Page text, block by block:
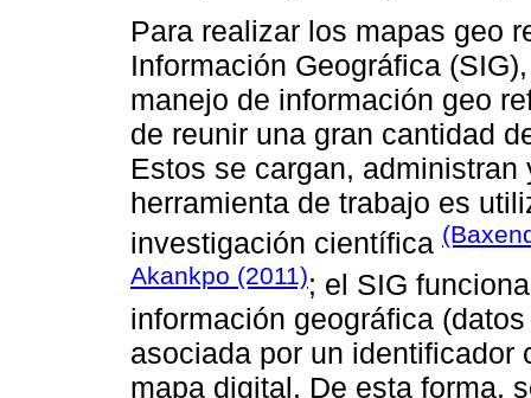
Para realizar los mapas geo
Información Geográfica
manejo de información geo
de reunir una gran cantidad
Estos se cargan,
herramienta de trabajo es
investigación científica
Akankpo (2011); el SIG
información geográfica
asociada por un identificador
mapa digital. De esta forma,